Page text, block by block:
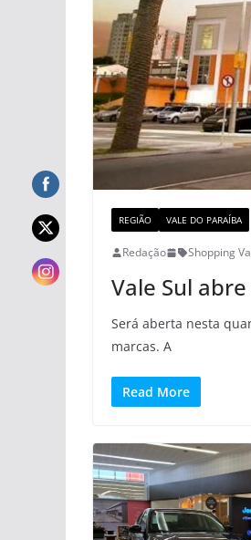
REGIÃO VALE DO PARAÍBA
Redação Shopping
Vale Sul
Será aberta nesta
marcas. A
Read More